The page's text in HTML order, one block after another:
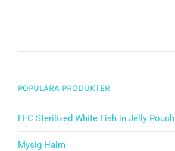
POPULÄRA PRODUKTER
FFC Sterilized White Fish in Jelly Pouch
Mysig Halm